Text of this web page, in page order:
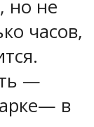
но не
часов,
—
в